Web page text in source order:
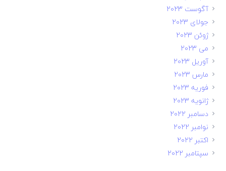
آگوست 2023
جولای 2023
ژوئن 2023
می 2023
آوریل 2023
مارس 2023
فوریه 2023
ژانویه 2023
دسامبر 2022
نوامبر 2022
اکتبر 2022
سپتامبر 2022